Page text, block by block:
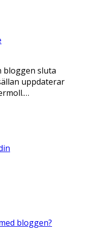
bloggen sluta
uppdaterar
bloggen?